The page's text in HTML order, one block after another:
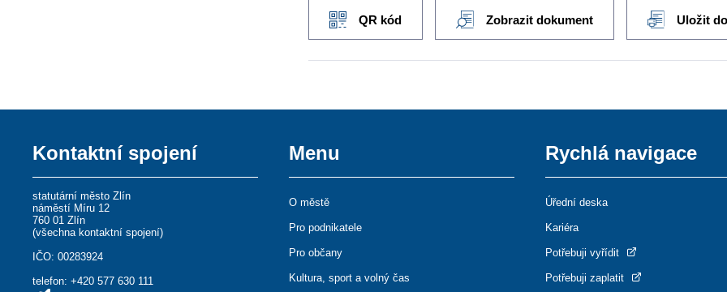
QR kód Zobrazit dokument Uložit
Kontaktní spojení
statutární město Zlín
náměstí Míru 12
760 01 Zlín
(všechna kontaktní spojení)
IČO: 00283924
telefon:+420 577 630 111
Menu
O městě
Pro podnikatele
Pro občany
Kultura, sport a volný čas
Rychlá navigace
Úřední deska
Kariéra
Potřebuji vyřídit
Potřebuji zaplatit